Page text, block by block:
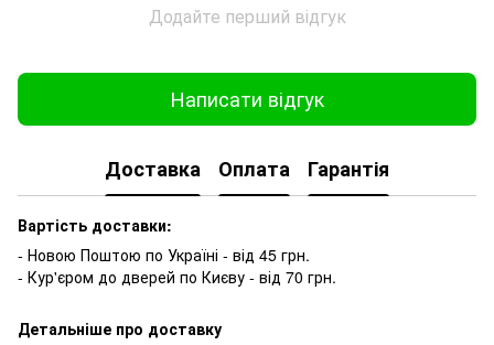
Додайте перший відгук
Написати відгук
Доставка Оплата Гарантія
Вартість доставки:
- Новою Поштою по Україні - від 45 грн.
- Кур'єром до дверей по Києву - від 70 грн.
Детальніше про доставку